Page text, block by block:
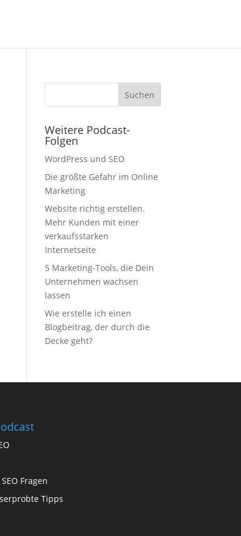
Weitere Podcast-
Folgen
WordPress und SEO
Die größte Gefahr im Online
Marketing
Website richtig erstellen.
Mehr Kunden mit einer
verkaufsstarken
Internetseite
5 Marketing-Tools, die Dein
Unternehmen wachsen
lassen
Wie erstelle ich einen
Blogbeitrag, der durch die
Decke geht?
Fragen
Tipps